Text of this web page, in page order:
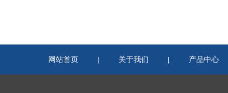
网站首页 | 关于我们 | 产品中心